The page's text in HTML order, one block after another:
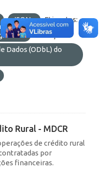
JSON
Etiquetas:
Licenças:
Dados (ODbL) do
Rural - MDCR
de crédito rural
por
financeiras.